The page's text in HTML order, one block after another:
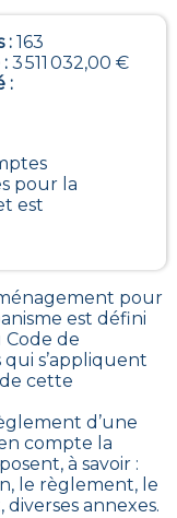
: 163
3 511 032,00 €
:
pour la
est
pour
est défini
de
s’appliquent
cette
d’une
compte la
à savoir :
le règlement, le
annexes.